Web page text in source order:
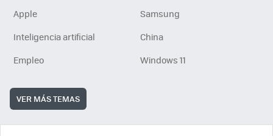
Apple
Samsung
Inteligencia artificial
China
Empleo
Windows 11
VER MÁS TEMAS